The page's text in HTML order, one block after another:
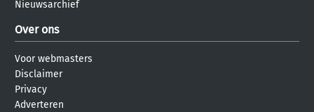
Nieuwsarchief
Over ons
Voor webmasters
Disclaimer
Privacy
Adverteren